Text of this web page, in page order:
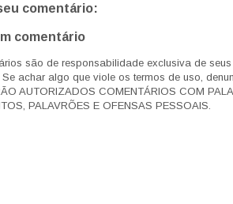
comentário:
comentário
são de responsabilidade exclusiva de
achar algo que viole os termos de uso,
AUTORIZADOS COMENTÁRIOS COM
PALAVRÕES E OFENSAS PESSOAIS.